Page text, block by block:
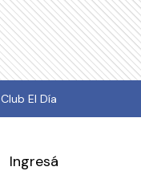
Club El Día
Ingresá